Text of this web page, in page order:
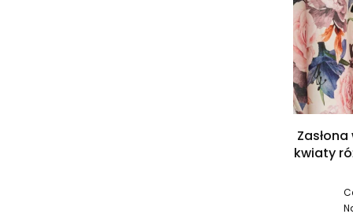
kwiaty